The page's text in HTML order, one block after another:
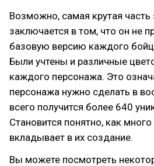
Возможно, самая крутая часть
заключается в том, что он не
базовую версию каждого
Были учтены и различные
каждого персонажа. Это
персонажа нужно сделать в
всего получится более 640
Становится понятно, как
вкладывает в их создание.
Вы можете посмотреть